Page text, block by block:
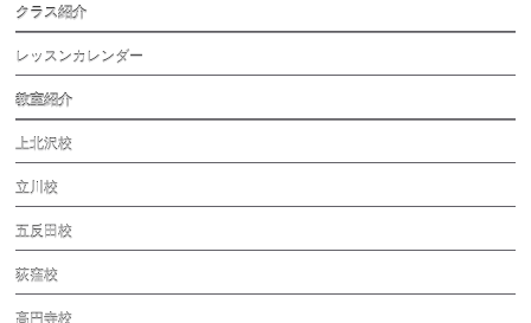
クラス紹介
レッスンカレンダー
教室紹介
上北沢校
立川校
五反田校
荻窪校
高円寺校